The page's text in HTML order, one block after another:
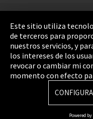
Pie de imprenta
Política de privacidad
Cookie Settings
Términos y
Mapa del sitio
Integrity Line
Este sitio utiliza
de terceros para
nuestros servicios, y
los intereses de los
revocar o cambiar mi
momento con efecto
Powered by